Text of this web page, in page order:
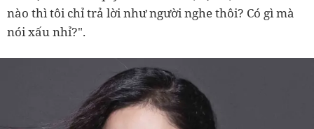
nào thì tôi chỉ trả lời như người nghe thôi? Có gì mà
nói xấu nhỉ?".